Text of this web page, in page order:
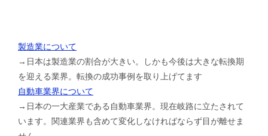
製造業について
→日本は製造業の割合が大きい。しかも今後は大きな転換期
を迎える業界。転換の成功事例を取り上げてます
自動車業界について
→日本の一大産業である自動車業界。現在岐路に立たされて
います。関連業界も含めて変化しなければならず目が離せま